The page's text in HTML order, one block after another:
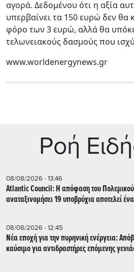
αγορά. Δεδομένου ότι η αξία
υπερβαίνει τα 150 ευρώ δεν θα
φόρο των 3 ευρώ, αλλά θα
τελωνειακούς δασμούς που
www.worldenergynews.gr
Ρoή
08/08/2026 - 13:46
Atlantic Council: Η απόφαση του
αναταξινομήσει 19 υποβρύχια αποτελεί
08/08/2026 - 12:45
Νέα εποχή για την πυρηνική ενέργεια:
καύσιμο για αντιδραστήρες επόμενης